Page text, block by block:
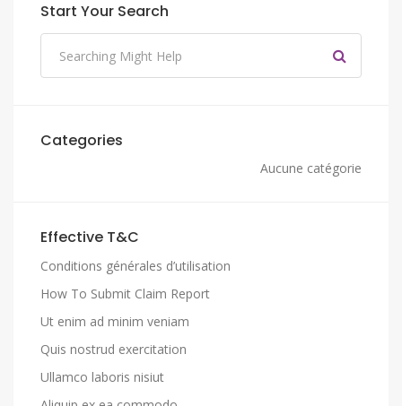
Start Your Search
Categories
Aucune catégorie
Effective T&C
Conditions générales d’utilisation
How To Submit Claim Report
Ut enim ad minim veniam
Quis nostrud exercitation
Ullamco laboris nisiut